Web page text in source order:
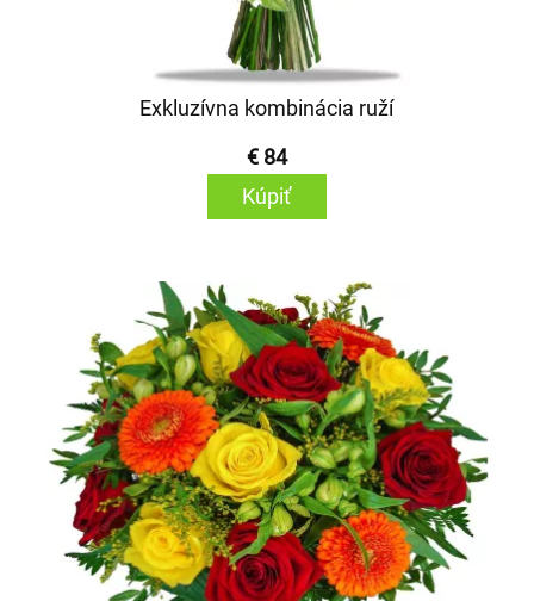
Exkluzívna kombinácia ruží
€ 84
Kúpiť